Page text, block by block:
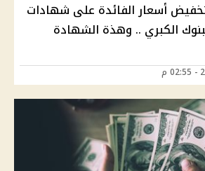
أسعار الفائدة على شهادات
الكبري .. وهذة الشهادة